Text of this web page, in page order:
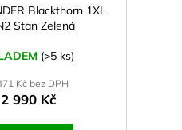
Blackthorn 1XL
Stan Zelená
(>5 ks)
Kč bez DPH
2 990 Kč